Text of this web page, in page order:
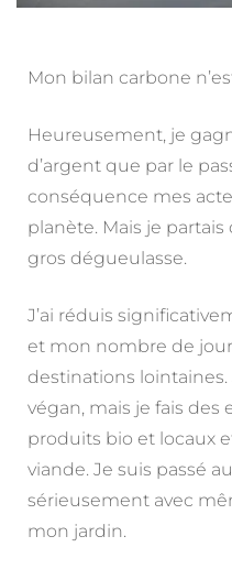
Mon bilan carbone
Heureusement, je
d’argent que par le
conséquence mes
planète. Mais je
gros dégueulasse.
J’ai réduis
et mon nombre de
destinations lointaines.
végan, mais je fais
produits bio et locaux
viande. Je suis passé
sérieusement avec
mon jardin.